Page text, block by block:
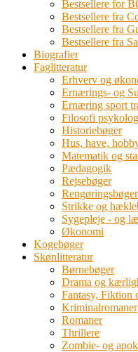
Bestsellere for
Bestsellere fra
Bestsellere fra
Bestsellere fra
Biografier
Faglitteratur
Erhverv og
Ernærings- og
Ernæring sport
Filosofi
Historiebøger
Hus, have,
Matematik og
Pædagogik
Rejsebøger
Rengøringsbøger
Strikke og
Sygepleje - og
Økonomi
Kogebøger
Skønlitteratur
Børnebøger
Drama og
Fantasy, Fiktion
Kriminalromaner
Romaner
Thrillere
Zombie- og